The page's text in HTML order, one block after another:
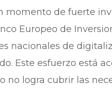
momento de fuerte
Europeo de
nacionales de
Este esfuerzo está
no logra cubrir las